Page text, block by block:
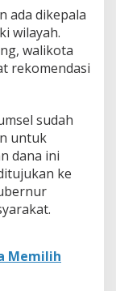
ada dikepala
wilayah.
walikota
rekomendasi
sudah
untuk
dana ini
ke
Memilih